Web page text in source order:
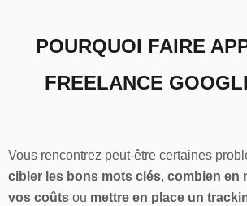
POURQUOI FAIRE
FREELANCE
Vous rencontrez peut-être certaines
cibler les bons mots clés, combien en
vos coûts ou mettre en place un